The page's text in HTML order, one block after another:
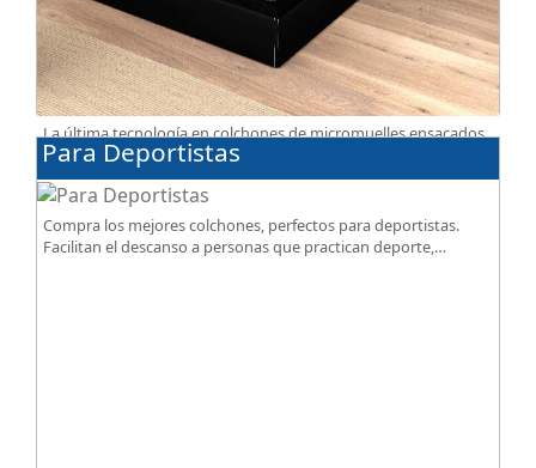
La última tecnología en colchones de micromuelles ensacados
la tienes en nuestra tienda, necesitas saber ¿qué son los
micromuelles?
Para Deportistas
Compra los mejores colchones, perfectos para deportistas.
Facilitan el descanso a personas que practican deporte,